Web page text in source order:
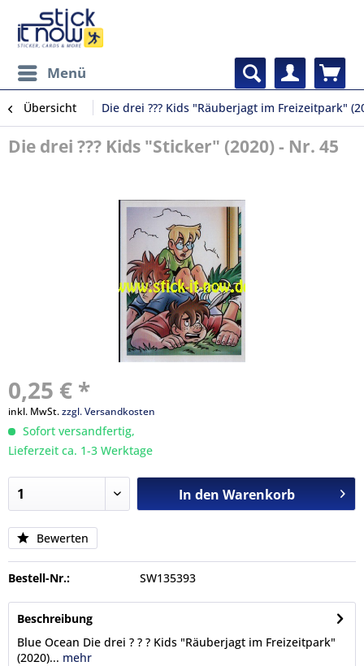
Menü
Übersicht Die drei ??? Kids "Räuberjagt im Freizeitpark"
Die drei ??? Kids "Sticker" (2020) - Nr. 45
0,25 € *
inkl. MwSt.zzgl. Versandkosten
Sofort versandfertig,
Lieferzeit ca. 1-3 Werktage
In den Warenkorb
Bewerten
Bestell-Nr.: SW135393
Beschreibung
Blue Ocean Die drei ? ? ? Kids "Räuberjagt im Freizeitpark"
(2020)... mehr